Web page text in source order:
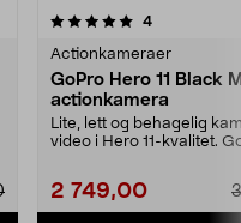
4anmeldelser
Actionkameraer
GoPro Hero 11 Black
actionkamera
Lite, lett og behagelig
video i Hero 11-kvalitet.
2 749,00
0.0 av 5 stjerner